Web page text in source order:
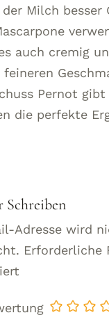
Milch besser
auch cremig
feineren
Pernot gibt
die perfekte
Schreiben
Adresse wird
Erforderliche